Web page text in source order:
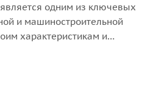
одним из ключевых
и машиностроительной
характеристикам и
сферах производства и